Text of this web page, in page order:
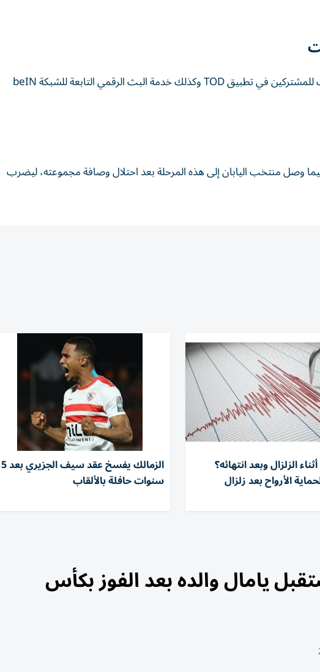
يمكن متابعة مباراة البرازيل ضد اليابان مباشرة عبر الإنترنت للمشتركين في تطبيق TOD وكذلك خدمة البث الرقمي التابعة للشبكة beIN
بعد تصدر مجموعته، فيما وصل منتخب اليابان إلى هذه المرحلة بعد احتلال وصافة مجموعته، ليضرب
الزلزال وبعد انتهائه؟
الأرواح بعد زلزال
الزمالك يفسخ عقد سيف الجزيري بعد 5
سنوات حافلة بالألقاب
يامال والده بعد الفوز بكأس